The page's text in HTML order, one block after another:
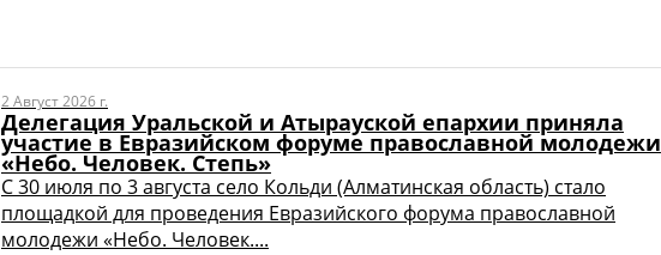
2 Август 2026 г.
Делегация Уральской и Атырауской епархии приняла
участие в Евразийском форуме православной молодежи
«Небо. Человек. Степь»
С 30 июля по 3 августа село Кольди (Алматинская область) стало
площадкой для проведения Евразийского форума православной
молодежи «Небо. Человек....